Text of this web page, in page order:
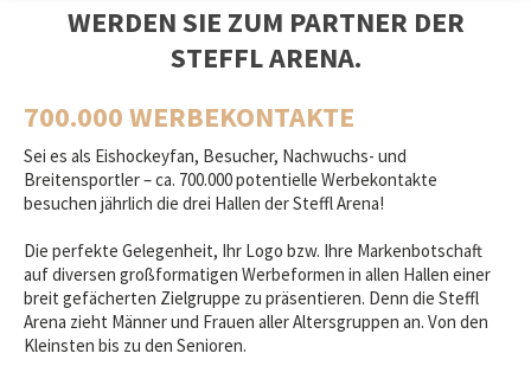
REFERENZEN + PARTNER
ANFAHRT + PARKEN
VERLEIH + SHOP
GASTRONOMIE + RESTAURANT
KONTAKT
WERDEN SIE ZUM PARTNER DER
STEFFL ARENA.
700.000 WERBEKONTAKTE
Sei es als Eishockeyfan, Besucher, Nachwuchs- und
Breitensportler – ca. 700.000 potentielle Werbekontakte
besuchen jährlich die drei Hallen der Steffl Arena!
Die perfekte Gelegenheit, Ihr Logo bzw. Ihre Markenbotschaft
auf diversen großformatigen Werbeformen in allen Hallen einer
breit gefächerten Zielgruppe zu präsentieren. Denn die Steffl
Arena zieht Männer und Frauen aller Altersgruppen an. Von den
Kleinsten bis zu den Senioren.